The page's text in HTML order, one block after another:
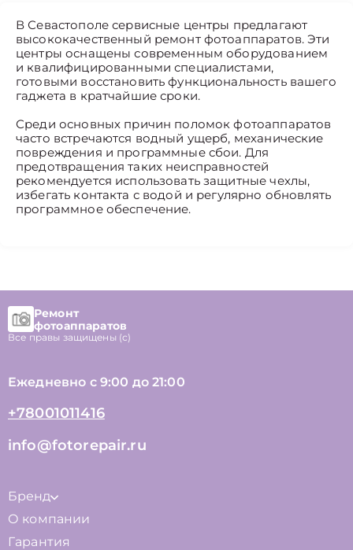
В Севастополе сервисные центры предлагают
высококачественный ремонт фотоаппаратов. Эти
центры оснащены современным оборудованием
и квалифицированными специалистами,
готовыми восстановить функциональность вашего
гаджета в кратчайшие сроки.
Среди основных причин поломок фотоаппаратов
часто встречаются водный ущерб, механические
повреждения и программные сбои. Для
предотвращения таких неисправностей
рекомендуется использовать защитные чехлы,
избегать контакта с водой и регулярно обновлять
программное обеспечение.
Ремонт
фотоаппаратов
Все правы защищены (с)
Ежедневно с 9:00 до 21:00
+78001011416
info@fotorepair.ru
Бренд
О компании
Гарантия